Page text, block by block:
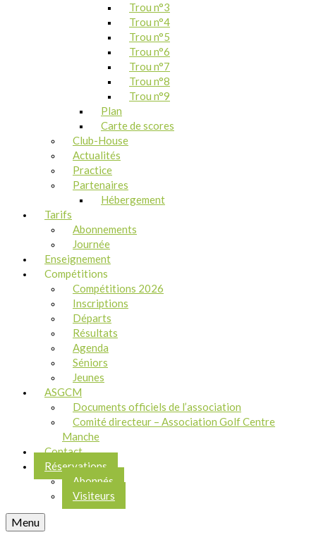
Trou n°3
Trou n°4
Trou n°5
Trou n°6
Trou n°7
Trou n°8
Trou n°9
Plan
Carte de scores
Club-House
Actualités
Practice
Partenaires
Hébergement
Tarifs
Abonnements
Journée
Enseignement
Compétitions
Compétitions 2026
Inscriptions
Départs
Résultats
Agenda
Séniors
Jeunes
ASGCM
Documents officiels de l’association
Comité directeur – Association Golf Centre
Manche
Contact
Réservations
Abonnés
Visiteurs
Menu